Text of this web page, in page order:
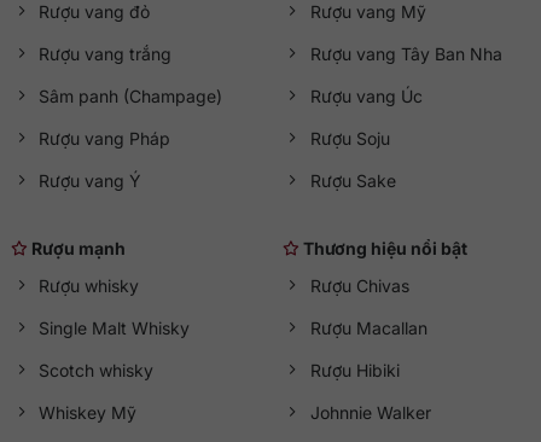
Rượu vang đỏ
Rượu vang trắng
Sâm panh (Champage)
Rượu vang Pháp
Rượu vang Ý
Rượu vang Mỹ
Rượu vang Tây Ban Nha
Rượu vang Úc
Rượu Soju
Rượu Sake
Rượu mạnh
Rượu whisky
Single Malt Whisky
Scotch whisky
Whiskey Mỹ
Thương hiệu nổi bật
Rượu Chivas
Rượu Macallan
Rượu Hibiki
Johnnie Walker